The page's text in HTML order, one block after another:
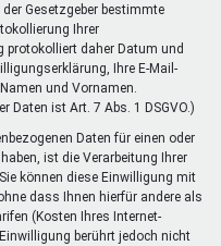
Gesetzgeber bestimmte
Ihrer
daher Datum und
Ihre E-Mail-
und Vornamen.
Daten ist Art. 7 Abs. 1 DSGVO.)
Daten für einen oder
ist die Verarbeitung Ihrer
können diese Einwilligung mit
dass Ihnen hierfür andere als
(Kosten Ihres Internet-
berührt jedoch nicht